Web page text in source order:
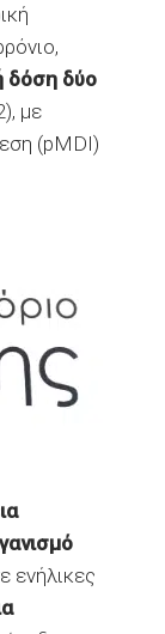
δόση δύο
με
(pMDI)
ενήλικες